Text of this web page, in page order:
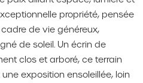
propriété, pensée
de vie généreux,
de soleil. Un écrin de
clos et arboré, ce terrain
exposition ensoleillée, loin